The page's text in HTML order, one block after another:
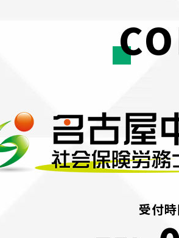
受付